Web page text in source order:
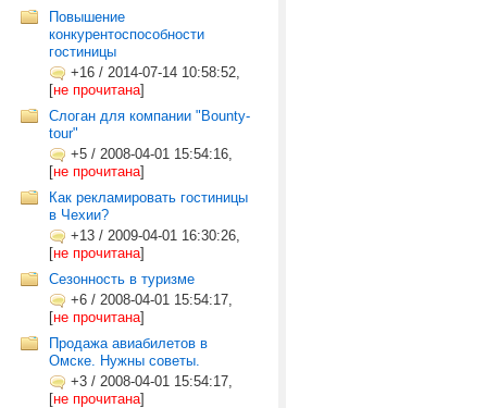
Повышение
конкурентоспособности
гостиницы
+16 / 2014-07-14 10:58:52,
[не прочитана]
Слоган для компании "Bounty-
tour"
+5 / 2008-04-01 15:54:16,
[не прочитана]
Как рекламировать гостиницы
в Чехии?
+13 / 2009-04-01 16:30:26,
[не прочитана]
Сезонность в туризме
+6 / 2008-04-01 15:54:17,
[не прочитана]
Продажа авиабилетов в
Омске. Нужны советы.
+3 / 2008-04-01 15:54:17,
[не прочитана]